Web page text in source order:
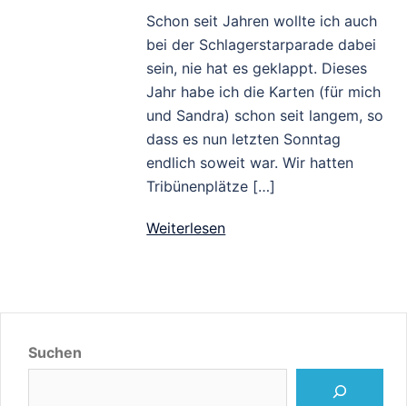
Schon seit Jahren wollte ich auch
bei der Schlagerstarparade dabei
sein, nie hat es geklappt. Dieses
Jahr habe ich die Karten (für mich
und Sandra) schon seit langem, so
dass es nun letzten Sonntag
endlich soweit war. Wir hatten
Tribünenplätze […]
Weiterlesen
Suchen